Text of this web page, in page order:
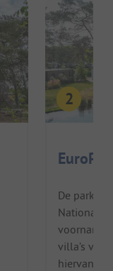
De
Nationaal
villa’s
hiervan